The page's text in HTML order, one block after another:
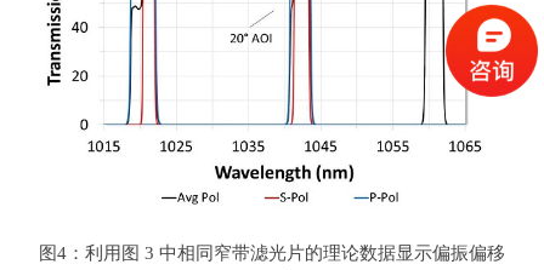
图4：利用图 3 中相同窄带滤光片的理论数据显示偏振偏移